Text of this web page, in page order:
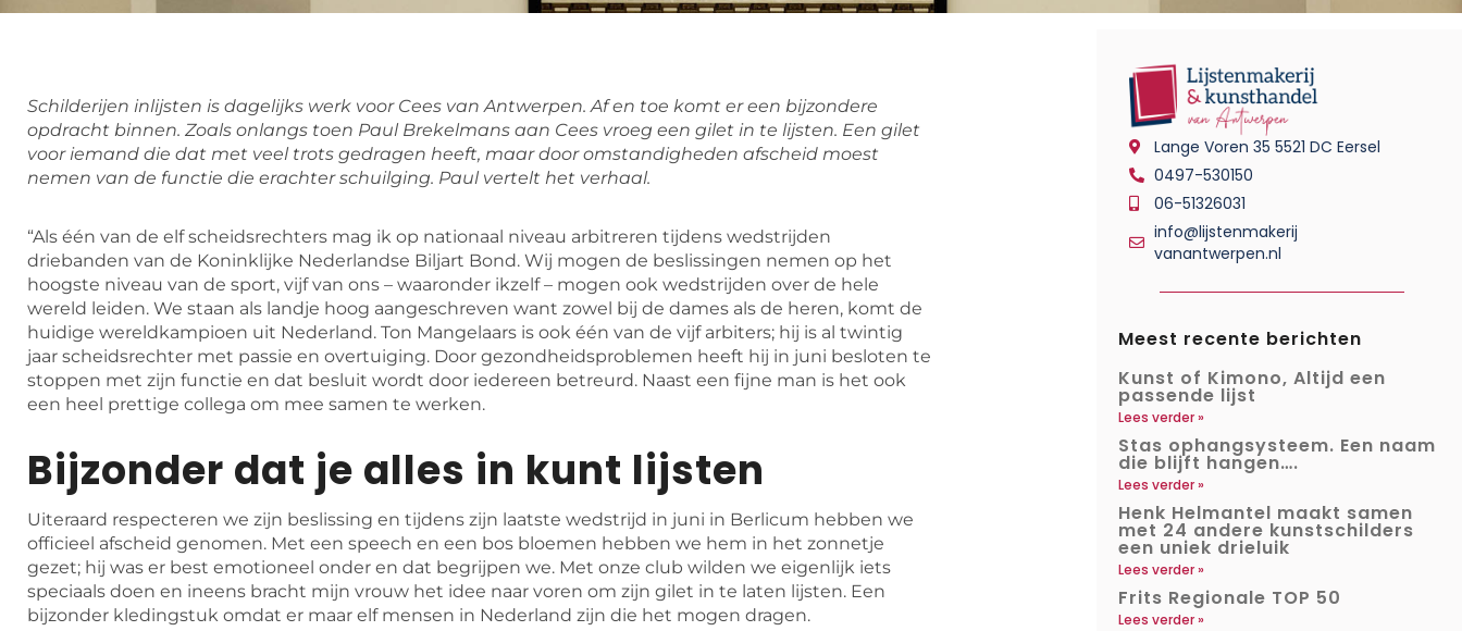
Schilderijen inlijsten is dagelijks werk voor Cees van Antwerpen. Af en toe komt er een bijzondere
opdracht binnen. Zoals onlangs toen Paul Brekelmans aan Cees vroeg een gilet in te lijsten. Een gilet
voor iemand die dat met veel trots gedragen heeft, maar door omstandigheden afscheid moest
nemen van de functie die erachter schuilging. Paul vertelt het verhaal.
“Als één van de elf scheidsrechters mag ik op nationaal niveau arbitreren tijdens wedstrijden
driebanden van de Koninklijke Nederlandse Biljart Bond. Wij mogen de beslissingen nemen op het
hoogste niveau van de sport, vijf van ons – waaronder ikzelf – mogen ook wedstrijden over de hele
wereld leiden. We staan als landje hoog aangeschreven want zowel bij de dames als de heren, komt de
huidige wereldkampioen uit Nederland. Ton Mangelaars is ook één van de vijf arbiters; hij is al twintig
jaar scheidsrechter met passie en overtuiging. Door gezondheidsproblemen heeft hij in juni besloten te
stoppen met zijn functie en dat besluit wordt door iedereen betreurd. Naast een fijne man is het ook
een heel prettige collega om mee samen te werken.
Bijzonder dat je alles in kunt lijsten
Uiteraard respecteren we zijn beslissing en tijdens zijn laatste wedstrijd in juni in Berlicum hebben we
officieel afscheid genomen. Met een speech en een bos bloemen hebben we hem in het zonnetje
gezet; hij was er best emotioneel onder en dat begrijpen we. Met onze club wilden we eigenlijk iets
speciaals doen en ineens bracht mijn vrouw het idee naar voren om zijn gilet in te laten lijsten. Een
bijzonder kledingstuk omdat er maar elf mensen in Nederland zijn die het mogen dragen.
Lange Voren 35 5521 DC Eersel
0497-530150
06-51326031
info@lijstenmakerij
vanantwerpen.nl
Meest recente berichten
Kunst of Kimono, Altijd een
passende lijst
Lees verder »
Stas ophangsysteem. Een naam
die blijft hangen….
Lees verder »
Henk Helmantel maakt samen
met 24 andere kunstschilders
een uniek drieluik
Lees verder »
Frits Regionale TOP 50
Lees verder »